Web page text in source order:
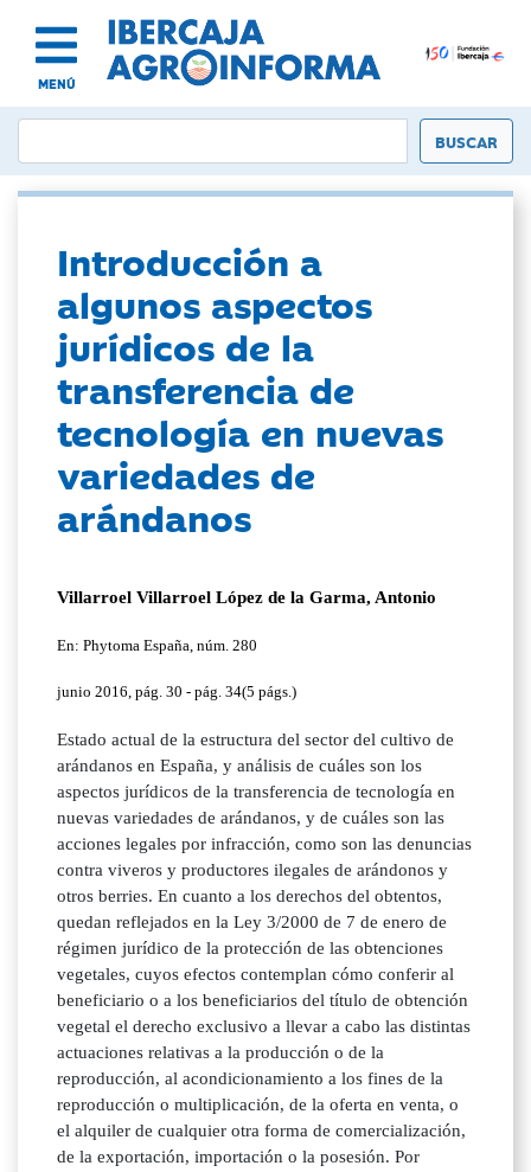
MENÚ
Introducción a
algunos aspectos
jurídicos de la
transferencia de
tecnología en nuevas
variedades de
arándanos
Villarroel Villarroel López de la Garma, Antonio
En: Phytoma España, núm. 280
junio 2016, pág. 30 - pág. 34(5 págs.)
Estado actual de la estructura del sector del cultivo de
arándanos en España, y análisis de cuáles son los
aspectos jurídicos de la transferencia de tecnología en
nuevas variedades de arándanos, y de cuáles son las
acciones legales por infracción, como son las denuncias
contra viveros y productores ilegales de arándonos y
otros berries. En cuanto a los derechos del obtentos,
quedan reflejados en la Ley 3/2000 de 7 de enero de
régimen jurídico de la protección de las obtenciones
vegetales, cuyos efectos contemplan cómo conferir al
beneficiario o a los beneficiarios del título de obtención
vegetal el derecho exclusivo a llevar a cabo las distintas
actuaciones relativas a la producción o de la
reproducción, al acondicionamiento a los fines de la
reproducción o multiplicación, de la oferta en venta, o
el alquiler de cualquier otra forma de comercialización,
de la exportación, importación o la posesión. Por